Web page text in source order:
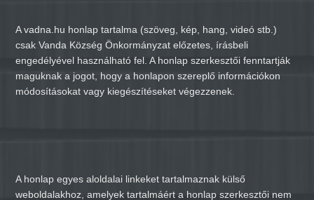
A vadna.hu honlap tartalma (szöveg, kép, hang, videó stb.)
csak Vanda Község Önkormányzat előzetes, írásbeli
engedélyével használható fel. A honlap szerkesztői fenntartják
maguknak a jogot, hogy a honlapon szereplő információkon
módosításokat vagy kiegészítéseket végezzenek.
A honlap egyes aloldalai linkeket tartalmaznak külső
weboldalakhoz, amelyek tartalmáért a honlap szerkesztői nem